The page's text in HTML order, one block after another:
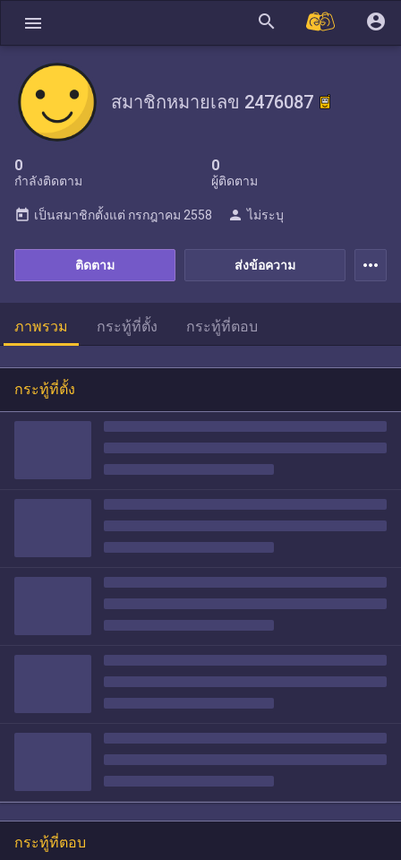
menu search account_circle
สมาชิกหมายเลข 2476087
0
กำลังติดตาม
0
ผู้ติดตาม
ส่งข้อความ
ติดตาม
today เป็นสมาชิกตั้งแต่ กรกฎาคม 2558 person ไม่ระบุ
more_horiz
ภาพรวม กระทู้ที่ตั้ง กระทู้ที่ตอบ
กระทู้ที่ตั้ง
กระทู้ที่ตอบ